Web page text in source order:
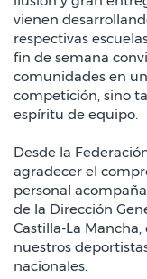
vienen
respectivas
fin de semana
comunidades en
competición, sino
espíritu de equipo.
Desde la
agradecer el
personal
de la Dirección
Castilla-La
nuestros
nacionales.